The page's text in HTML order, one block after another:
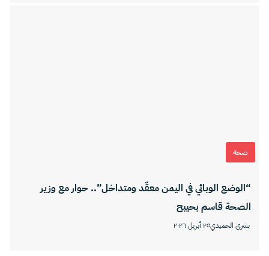
صحة
“الوضع الوبائي في اليمن معقّد ومتداخل”.. حوار مع وزير
الصحة قاسم بحيبح
بشرى الحميدي٢٥ أبريل ٢٠٢٦